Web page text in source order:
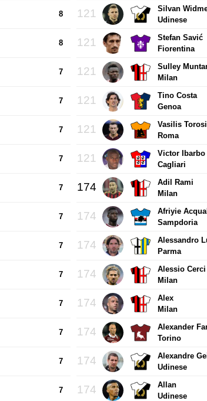
8
8
7
7
7
7
7
7
7
7
7
7
7
7
121
Silvan
Udinese
121
Stefan Savić
Fiorentina
121
Sulley
Milan
121
Tino Costa
Genoa
121
Vasilis
Roma
121
Victor Ibarbo
Cagliari
174
Adil Rami
Milan
174
Afriyie
Sampdoria
174
Alessandro
Parma
174
Alessio Cerci
Milan
174
Alex
Milan
174
Alexander
Torino
174
Alexandre
Udinese
174
Allan
Udinese